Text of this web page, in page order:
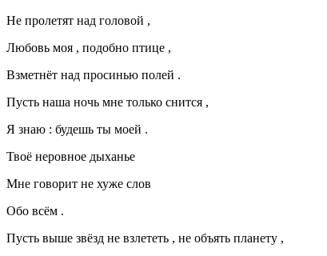
Не пролетят над головой ,
Любовь моя , подобно птице ,
Взметнёт над просинью полей .
Пусть наша ночь мне только снится ,
Я знаю : будешь ты моей .
Твоё неровное дыханье
Мне говорит не хуже слов
Обо всём .
Пусть выше звёзд не взлететь , не объять планету ,